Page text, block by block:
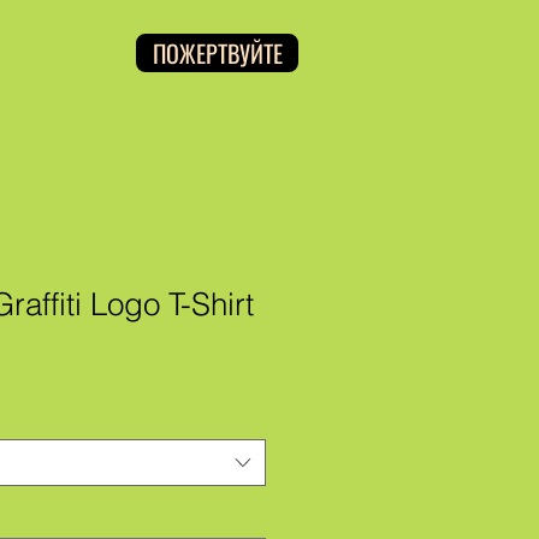
ПОЖЕРТВУЙТЕ
Logo T-Shirt